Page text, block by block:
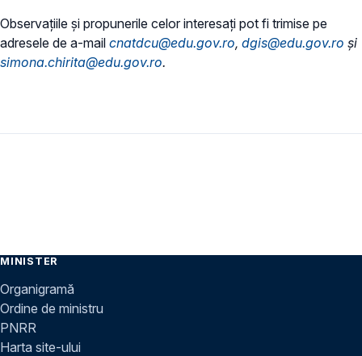
Observațiile și propunerile celor interesați pot fi trimise pe
adresele de a-mail cnatdcu@edu.gov.ro, dgis@edu.gov.ro și
simona.chirita@edu.gov.ro.
MINISTER
Organigramă
Ordine de ministru
PNRR
Harta site-ului